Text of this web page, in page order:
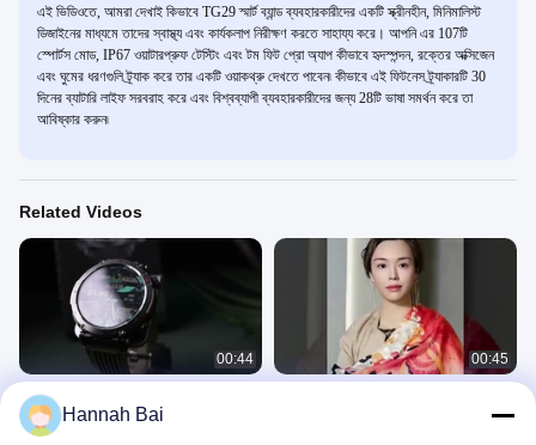
এই ভিডিওতে, আমরা দেখাই কিভাবে TG29 স্মার্ট ব্যান্ড ব্যবহারকারীদের একটি স্ক্রীনহীন, মিনিমালিস্ট
ডিজাইনের মাধ্যমে তাদের স্বাস্থ্য এবং কার্যকলাপ নিরীক্ষণ করতে সাহায্য করে। আপনি এর 107টি
স্পোর্টস মোড, IP67 ওয়াটারপ্রুফ টেস্টিং এবং টম ফিট প্রো অ্যাপ কীভাবে হৃদস্পন্দন, রক্তের অক্সিজেন
এবং ঘুমের ধরণগুলি ট্র্যাক করে তার একটি ওয়াকথ্রু দেখতে পাবেন৷ কীভাবে এই ফিটনেস ট্র্যাকারটি 30
দিনের ব্যাটারি লাইফ সরবরাহ করে এবং বিশ্বব্যাপী ব্যবহারকারীদের জন্য 28টি ভাষা সমর্থন করে তা
আবিষ্কার করুন৷
Related Videos
00:44
HT30 IP68 ওয়াটারপ্রুফ স্পোর্ট স্মার্টওয়াচ,
600mAh ব্যাটারি স্মার্টওয়াচ ফ্ল্যাশলাইট কম্পাস সহ
Sport Smrt Watch
00:45
Hannah Bai